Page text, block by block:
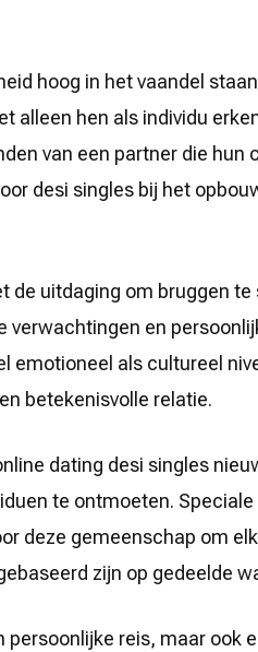
hoog in het vaandel
alleen hen als individu
van een partner die hun
desi singles bij het
de uitdaging om bruggen te
en
emotioneel als cultureel
betekenisvolle relatie.
dating desi singles
te ontmoeten.
deze gemeenschap om
zijn op gedeelde
reis, maar ook